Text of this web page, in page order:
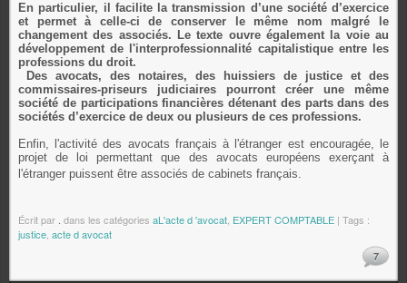
En particulier, il facilite la transmission d’une société d’exercice
et permet à celle-ci de conserver le même nom malgré le
changement des associés. Le texte ouvre également la voie au
développement de l'interprofessionnalité capitalistique entre les
professions du droit.
Des avocats, des notaires, des huissiers de justice et des
commissaires-priseurs judiciaires pourront créer une même
société de participations financières détenant des parts dans des
sociétés d’exercice de deux ou plusieurs de ces professions.
Enfin, l'activité des avocats français à l'étranger est encouragée, le
projet de loi permettant que des avocats européens exerçant à
l'étranger puissent être associés de cabinets français.
Écrit par . dans les catégories aL'acte d 'avocat, EXPERT COMPTABLE | Tags :
justice, acte d avocat
7